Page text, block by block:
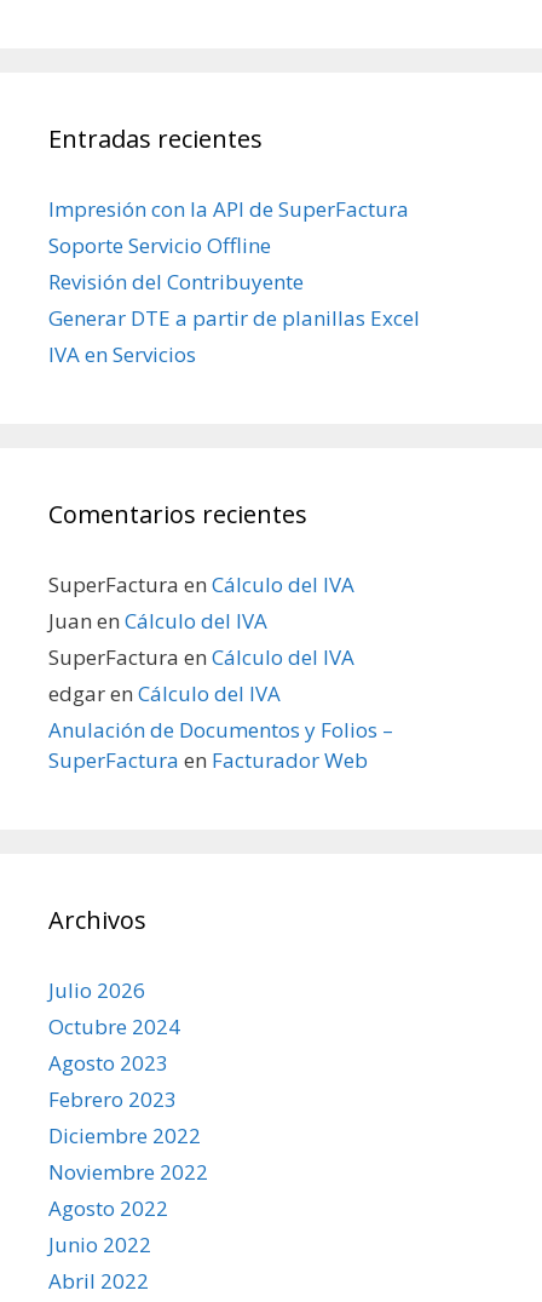
Entradas recientes
Impresión con la API de SuperFactura
Soporte Servicio Offline
Revisión del Contribuyente
Generar DTE a partir de planillas Excel
IVA en Servicios
Comentarios recientes
SuperFactura en Cálculo del IVA
Juan en Cálculo del IVA
SuperFactura en Cálculo del IVA
edgaren Cálculo del IVA
Anulación de Documentos y Folios –
SuperFactura en Facturador Web
Archivos
Julio 2026
Octubre 2024
Agosto 2023
Febrero 2023
Diciembre 2022
Noviembre 2022
Agosto 2022
Junio 2022
Abril 2022